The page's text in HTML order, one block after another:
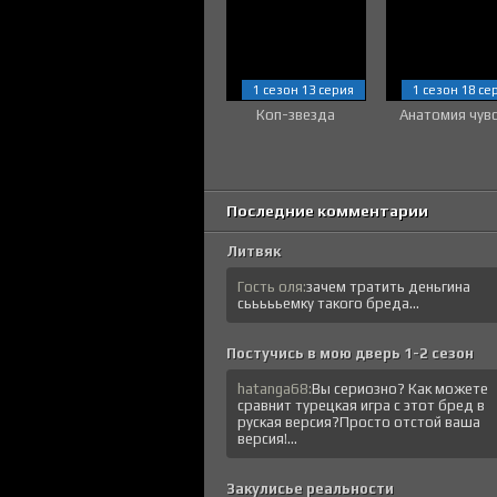
Коп-звезда
1 сезон 13 серия
Анатомия
1 сезон 18
Последние комментарии
Литвяк
Гость оля:зачем тратить деньгина
сьььььемку такого бреда...
Постучись в мою дверь 1-2 сезон
hatanga68:Вы сериозно? Как можете
сравнит турецкая игра с этот бред в
руская версия?Просто отстой ваша
версия!...
Закулисье реальности